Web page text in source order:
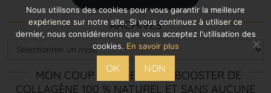
ARCHIVES
Archives
MON COUP DE COEUR : LE BOOSTER DE
COLLAGÈNE 100 % NATUREL ET SANS AUCUNE
Nous utilisons des cookies pour vous garantir la meilleure
expérience sur notre site. Si vous continuez à utiliser ce
dernier, nous considérerons que vous acceptez l'utilisation des
cookies. En savoir plus
OK NON